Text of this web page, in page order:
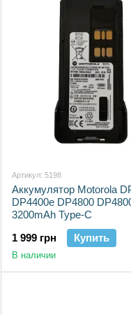
Артикул: 5198
Аккумулятор Motorola
DP4400e DP4800
3200mAh Type-C
1 999 грн
Купить
В наличии